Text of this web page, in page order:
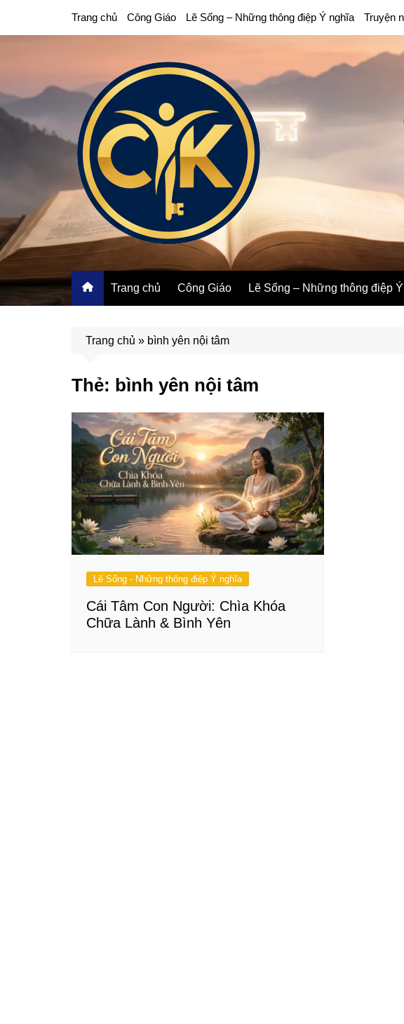
Trang chủ Công Giáo Lẽ Sống – Những thông điệp Ý nghĩa Truyện
Trang chủ Công Giáo Lẽ Sống – Những thông điệp
Trang chủ » bình yên nội tâm
Thẻ: bình yên nội tâm
Lẽ Sống - Những thông điệp Ý nghĩa
Cái Tâm Con Người: Chìa Khóa
Chữa Lành & Bình Yên